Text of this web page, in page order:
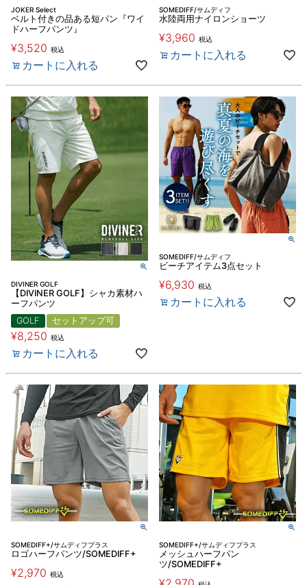
JOKER Select
ベルト付きの品ある短パン『ワイ
ドハーフパンツ』
¥3,520 税込
カートに入れる
SOMEDIFF/サムディフ
水陸両用ナイロンショーツ
¥3,960 税込
カートに入れる
DIVINER GOLF
【DIVINER GOLF】シャカ素材ハ
ーフパンツ
GOLF
セットアップ可
¥8,250 税込
カートに入れる
SOMEDIFF/サムディフ
ビーチアイテム3点セット
¥6,930 税込
カートに入れる
SOMEDIFF+/サムディフプラス
ロゴハーフパンツ/SOMEDIFF+
¥2,970 税込
SOMEDIFF+/サムディフプラス
メッシュハーフパン
ツ/SOMEDIFF+